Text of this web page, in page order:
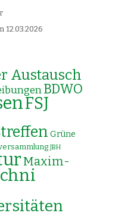
12.03.2026
Austausch
BDWO
FSJ
Grüne
JBH
Maxim-